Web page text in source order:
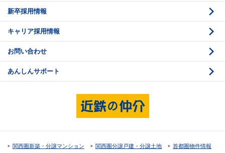
価格査定
媒介契約
売却活動
売却諸費用
住宅ローンの種類
購入のスケジュール
物件資料の読み方 1
物件資料の読み方 2
現地見学のポイント
決済と引渡し 2
新卒採用情報
キャリア採用情報
お問い合わせ
あんしんサポート
関西圏新築・分譲マンション 関西圏分譲戸建・分譲土地 首都圏物件情報